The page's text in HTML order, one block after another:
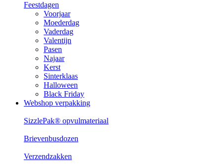
Feestdagen
Voorjaar
Moederdag
Vaderdag
Valentijn
Pasen
Najaar
Kerst
Sinterklaas
Halloween
Black Friday
Webshop verpakking
SizzlePak® opvulmateriaal
Brievenbusdozen
Verzendzakken